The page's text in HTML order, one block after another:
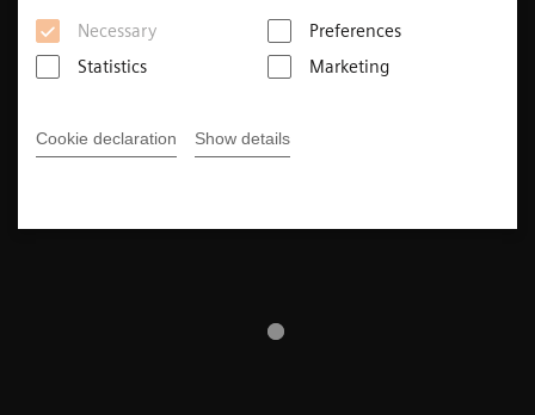
Necessary
Preferences
Statistics
Marketing
Cookie declaration Show details
Filter